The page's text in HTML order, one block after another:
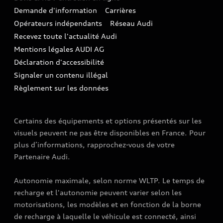
LLD
Audi Assistance
Campagne de rappel Airbag Takata
Mise à jour logiciel
Espace actualités Audi
Carrières
Espace Presse
Demande d'information
Carrières
Opérateurs indépendants
Réseau Audi
Recevez toute l'actualité Audi
Mentions légales AUDI AG
Déclaration d'accessibilité
Signaler un contenu illégal
Règlement sur les données
Certains des équipements et options présentés sur les
visuels peuvent ne pas être disponibles en France. Pour
plus d’informations, rapprochez-vous de votre
Partenaire Audi.
Autonomie maximale, selon norme WLTP. Le temps de
recharge et l'autonomie peuvent varier selon les
motorisations, les modèles et en fonction de la borne
de recharge à laquelle le véhicule est connecté, ainsi